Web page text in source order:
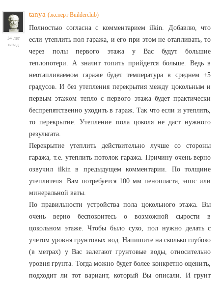
14 лет
назад
tanya (эксперт Builderclub)
Полностью согласна с комментарием ilkin. Добавлю, что
если утеплить пол гаража, и его при этом не отапливать, то
через полы первого этажа у Вас будут большие
теплопотери. А значит топить прийдется больше. Ведь в
неотапливаемом гараже будет температура в среднем +5
градусов. И без утепления перекрытия между цокольным и
первым этажом тепло с первого этажа будет практически
беспрепятственно уходить в гараж. Так что если и утеплять,
то перекрытие. Утепление пола цоколя не даст нужного
результата.
Перекрытие утеплить действительно лучше со стороны
гаража, т.е. утеплить потолок гаража. Причину очень верно
озвучил ilkin в предыдущем комментарии. По толщине
утеплителя. Вам потребуется 100 мм пенопласта, эппс или
минеральной ваты.
По правильности устройства пола цокольного этажа. Вы
очень верно беспокоитесь о возможной сырости в
цокольном этаже. Чтобы было сухо, пол нужно делать с
учетом уровня грунтовых вод. Напишите на сколько глубоко
(в метрах) у Вас залегают грунтовые воды, относительно
уровня грунта. Тогда можно будет более конкретно оценить,
подходит ли тот вариант, который Вы описали. И грунт